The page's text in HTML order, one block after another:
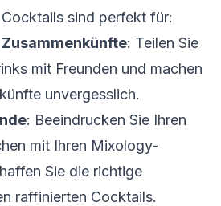
sind perfekt für:
: Teilen Sie
mit Freunden und machen
unvergesslich.
: Beeindrucken Sie Ihren
mit Ihren Mixology-
Sie die richtige
raffinierten Cocktails.